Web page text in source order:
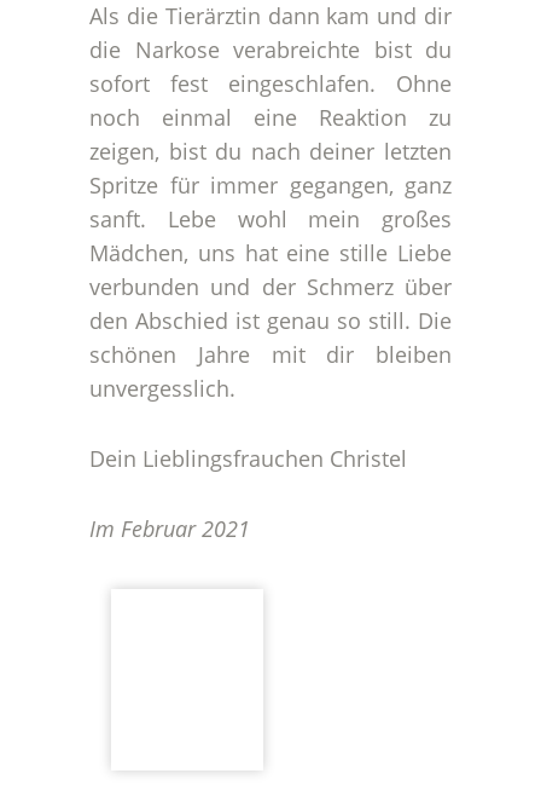
Als die Tierärztin dann kam und dir
die Narkose verabreichte bist du
sofort fest eingeschlafen. Ohne
noch einmal eine Reaktion zu
zeigen, bist du nach deiner letzten
Spritze für immer gegangen, ganz
sanft. Lebe wohl mein großes
Mädchen, uns hat eine stille Liebe
verbunden und der Schmerz über
den Abschied ist genau so still. Die
schönen Jahre mit dir bleiben
unvergesslich.
Dein Lieblingsfrauchen Christel
Im Februar 2021